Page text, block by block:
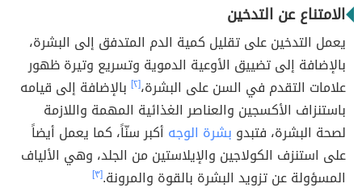
الامتناع عن التدخين
يعمل التدخين على تقليل كمية الدم المتدفق إلى البشرة،
بالإضافة إلى تضييق الأوعية الدموية وتسريع وتيرة ظهور
علامات التقدم في السن على البشرة،[٢]
بالإضافة إلى قيامه
باستنزاف الأكسجين والعناصر الغذائية المهمة واللازمة
لصحة البشرة، فتبدو بشرة الوجه أكبر سنّاً، كما يعمل أيضاً
على استنزف الكولاجين والإيلاستين من الجلد، وهي الألياف
المسؤولة عن تزويد البشرة بالقوة والمرونة.[٣]